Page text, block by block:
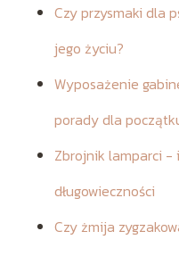
Czy przysmaki dla
jego życiu?
Wyposażenie
porady dla
Zbrojnik lamparci -
długowieczności
Czy żmija